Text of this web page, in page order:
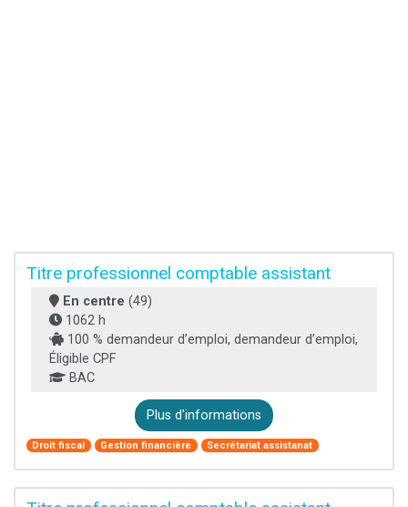
Titre professionnel comptable assistant
En centre (49)
1062 h
100 % demandeur d’emploi, demandeur d’emploi,
Éligible CPF
BAC
Plus d'informations
Droit fiscal Gestion financière Secrétariat assistanat